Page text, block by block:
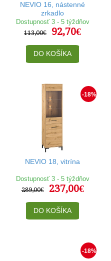
NEVIO 16, nástenné
zrkadlo
Dostupnosť 3 - 5 týždňov
113,00€
92,70€
DO KOŠÍKA
-18%
NEVIO 18, vitrína
Dostupnosť 3 - 5 týždňov
289,00€
237,00€
DO KOŠÍKA
-18%